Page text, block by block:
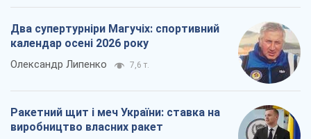
Два супертурніри Магучіх: спортивний
календар осені 2026 року
Олександр Липенко 7,6 т.
Ракетний щит і меч України: ставка на
виробництво власних ракет